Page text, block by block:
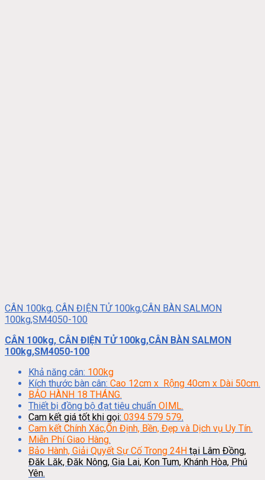
CÂN 100kg, CÂN ĐIỆN TỬ 100kg,CÂN BÀN SALMON
100kg,SM4050-100
CÂN 100kg, CÂN ĐIỆN TỬ 100kg,CÂN BÀN SALMON
100kg,SM4050-100
Khả năng cân: 100kg
Kích thước bàn cân: Cao 12cm x Rộng 40cm x Dài 50cm.
BẢO HÀNH 18 THÁNG.
Thiết bị đồng bộ đạt tiêu chuẩn OIML.
Cam kết giá tốt khi gọi: 0394 579 579.
Cam kết Chính Xác,Ổn Định, Bền, Đẹp và Dịch vụ Uy Tín.
Miễn Phí Giao Hàng.
Bảo Hành, Giải Quyết Sự Cố Trong 24H tại Lâm Đồng,
Đăk Lăk, Đăk Nông, Gia Lai, Kon Tum, Khánh Hòa, Phú
Yên.